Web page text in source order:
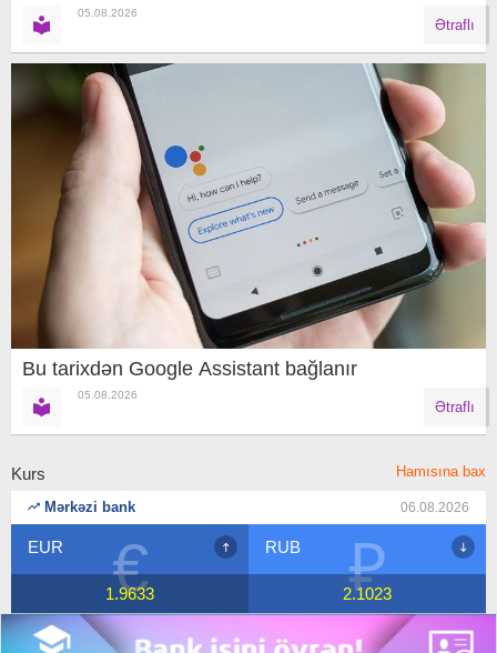
05.08.2026
Ətraflı
Bu tarixdən Google Assistant bağlanır
05.08.2026
Ətraflı
Kurs Hamısına bax
Mərkəzi bank 06.08.2026
₽
RUB
2.1023 $
USD
1.7